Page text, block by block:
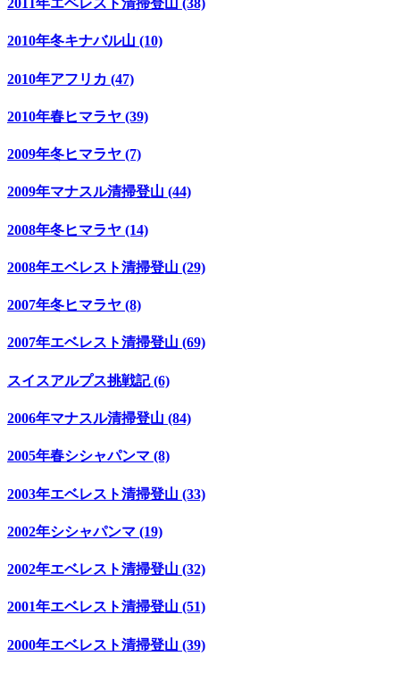
2011年エベレスト清掃登山 (38)
2010年冬キナバル山 (10)
2010年アフリカ (47)
2010年春ヒマラヤ (39)
2009年冬ヒマラヤ (7)
2009年マナスル清掃登山 (44)
2008年冬ヒマラヤ (14)
2008年エベレスト清掃登山 (29)
2007年冬ヒマラヤ (8)
2007年エベレスト清掃登山 (69)
スイスアルプス挑戦記 (6)
2006年マナスル清掃登山 (84)
2005年春シシャパンマ (8)
2003年エベレスト清掃登山 (33)
2002年シシャパンマ (19)
2002年エベレスト清掃登山 (32)
2001年エベレスト清掃登山 (51)
2000年エベレスト清掃登山 (39)